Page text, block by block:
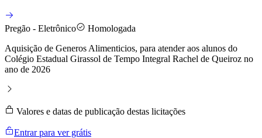
Pregão - Eletrônico
Homologada
Aquisição de Generos Alimenticios, para atender aos alunos do
Colégio Estadual Girassol de Tempo Integral Rachel de Queiroz no
ano de 2026
Valores e datas de publicação destas licitações
Entrar para ver grátis